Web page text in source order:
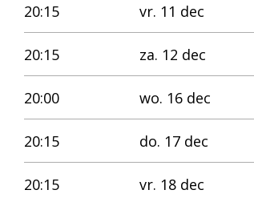
20:15 vr. 11 dec
20:15 za. 12 dec
20:00 wo. 16 dec
20:15 do. 17 dec
20:15 vr. 18 dec